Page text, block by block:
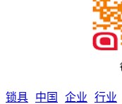
锁具 中国 企业 行业